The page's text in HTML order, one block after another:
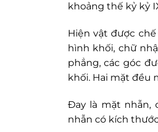
khoảng thế kỷ kỷ
Hiện vật được
hình khối, chữ
phẳng, các góc
khối. Hai mặt đều
Đay là mặt nhẫn,
nhẫn có kích